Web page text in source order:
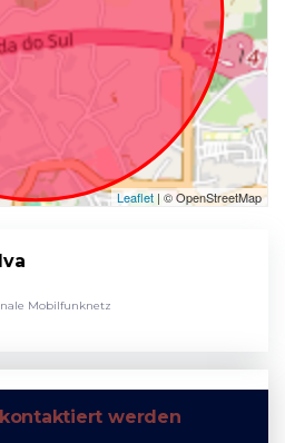
Leaflet | © OpenStreetMap
Mobilfunknetz
werden